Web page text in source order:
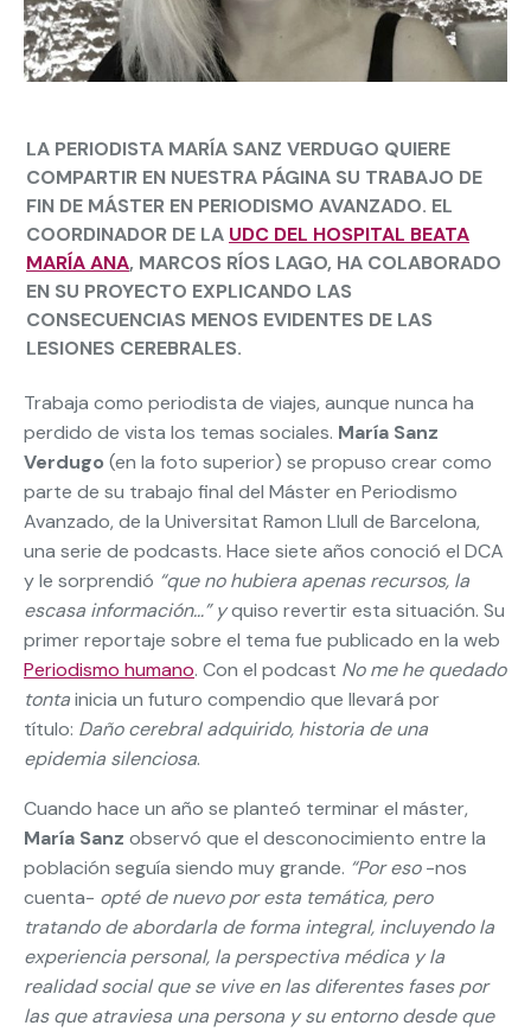
LA PERIODISTA MARÍA SANZ VERDUGO QUIERE
COMPARTIR EN NUESTRA PÁGINA SU TRABAJO DE
FIN DE MÁSTER EN PERIODISMO AVANZADO. EL
COORDINADOR DE LA UDC DEL HOSPITAL BEATA
MARÍA ANA, MARCOS RÍOS LAGO, HA COLABORADO
EN SU PROYECTO EXPLICANDO LAS
CONSECUENCIAS MENOS EVIDENTES DE LAS
LESIONES CEREBRALES.
Trabaja como periodista de viajes, aunque nunca ha
perdido de vista los temas sociales. María Sanz
Verdugo (en la foto superior) se propuso crear como
parte de su trabajo final del Máster en Periodismo
Avanzado, de la Universitat Ramon Llull de Barcelona,
una serie de podcasts. Hace siete años conoció el DCA
y le sorprendió “que no hubiera apenas recursos, la
escasa información…” yquiso revertir esta situación. Su
primer reportaje sobre el tema fue publicado en la web
Periodismo humano. Con el podcast No me he quedado
tontainicia un futuro compendio que llevará por
título: Daño cerebral adquirido, historia de una
epidemia silenciosa.
Cuando hace un año se planteó terminar el máster,
María Sanz observó que el desconocimiento entre la
población seguía siendo muy grande. “Por eso-nos
cuenta- opté de nuevo por esta temática, pero
tratando de abordarla de forma integral, incluyendo la
experiencia personal, la perspectiva médica y la
realidad social que se vive en las diferentes fases por
las que atraviesa una persona y su entorno desde que